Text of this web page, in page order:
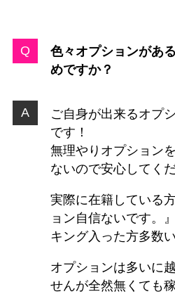
色々オプションがあ
めですか？
ご自身が出来るオプ
です！
無理やりオプション
ないので安心してく
実際に在籍している
ョン自信ないです。
キング入った方多数
オプションは多いに
せんが全然無くても